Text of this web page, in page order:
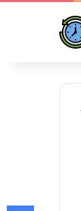
Facebook